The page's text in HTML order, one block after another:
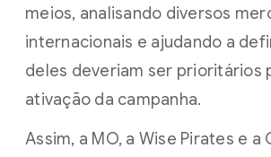
meios, analisando diversos
internacionais e ajudando a
deles deveriam ser prioritários
ativação da campanha.
Assim, a MO, a Wise Pirates e a